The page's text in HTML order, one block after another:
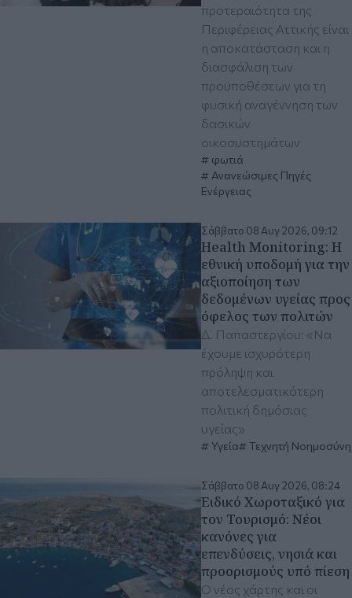
προτεραιότητα της
Περιφέρειας Αττικής είναι
η αποκατάσταση και η
διασφάλιση των
προϋποθέσεων για τη
φυσική αναγέννηση των
δασικών
οικοσυστημάτων
φωτιά
Ανανεώσιμες Πηγές
Ενέργειας
Σάββατο 08 Αυγ 2026, 09:12
Health Monitoring: Η
εθνική υποδομή για την
αξιοποίηση των
δεδομένων υγείας προς
όφελος των πολιτών
Δ. Παπαστεργίου: «Να
έχουμε ισχυρότερη
πρόληψη και
αποτελεσματικότερη
πολιτική δημόσιας
υγείας»
Υγεία Τεχνητή Νοημοσύνη
Σάββατο 08 Αυγ 2026, 08:24
Ειδικό Χωροταξικό για
τον Τουρισμό: Νέοι
κανόνες για
επενδύσεις, νησιά και
προορισμούς υπό πίεση
Ο νέος χάρτης και οι